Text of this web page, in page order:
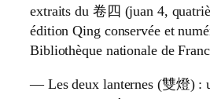
extraits du 卷四 (juan 4,
édition Qing conservée et
Bibliothèque nationale de
— Les deux lanternes (雙燈) :